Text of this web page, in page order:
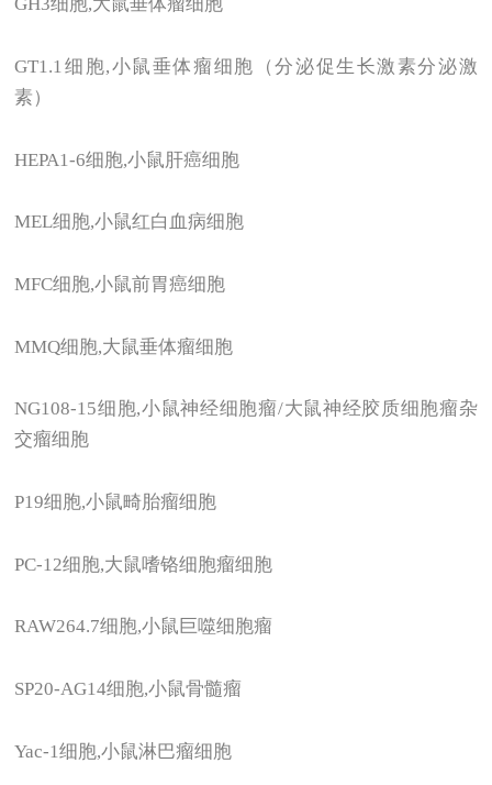
GH3细胞,大鼠垂体瘤细胞
GT1.1细胞,小鼠垂体瘤细胞（分泌促生长激素分泌激
素）
HEPA1-6细胞,小鼠肝癌细胞
MEL细胞,小鼠红白血病细胞
MFC细胞,小鼠前胃癌细胞
MMQ细胞,大鼠垂体瘤细胞
NG108-15细胞,小鼠神经细胞瘤/大鼠神经胶质细胞瘤杂
交瘤细胞
P19细胞,小鼠畸胎瘤细胞
PC-12细胞,大鼠嗜铬细胞瘤细胞
RAW264.7细胞,小鼠巨噬细胞瘤
SP20-AG14细胞,小鼠骨髓瘤
Yac-1细胞,小鼠淋巴瘤细胞